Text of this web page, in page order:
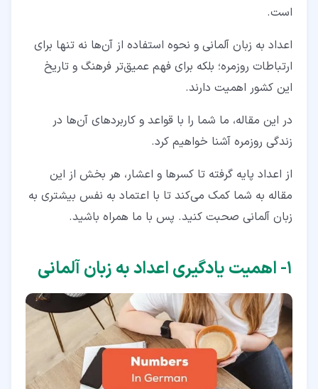
۳‏- شمارش فراتر از ده
۵‏- اعداد بیشتر از هزار
۶‏- نکاتی برای به خاطر سپردن اعداد بزرگ
۷‏- اعداد ترتیبی در زبان آلمانی
۹‏- استفاده از اعداد در زندگی روزمره
۱۲‏- نکات کلیدی
است.
اعداد به زبان آلمانی و نحوه استفاده از آن‌ها نه تنها برای
ارتباطات روزمره؛ بلکه برای فهم عمیق‌تر فرهنگ و تاریخ
این کشور اهمیت دارند.
در این مقاله، ما شما را با قواعد و کاربردهای آن‌ها در
زندگی روزمره آشنا خواهیم کرد.
از اعداد پایه گرفته تا کسرها و اعشار، هر بخش از این
مقاله به شما کمک می‌کند تا با اعتماد به نفس بیشتری به
زبان آلمانی صحبت کنید. پس با ما همراه باشید.
۱‏- اهمیت یادگیری اعداد به زبان آلمانی